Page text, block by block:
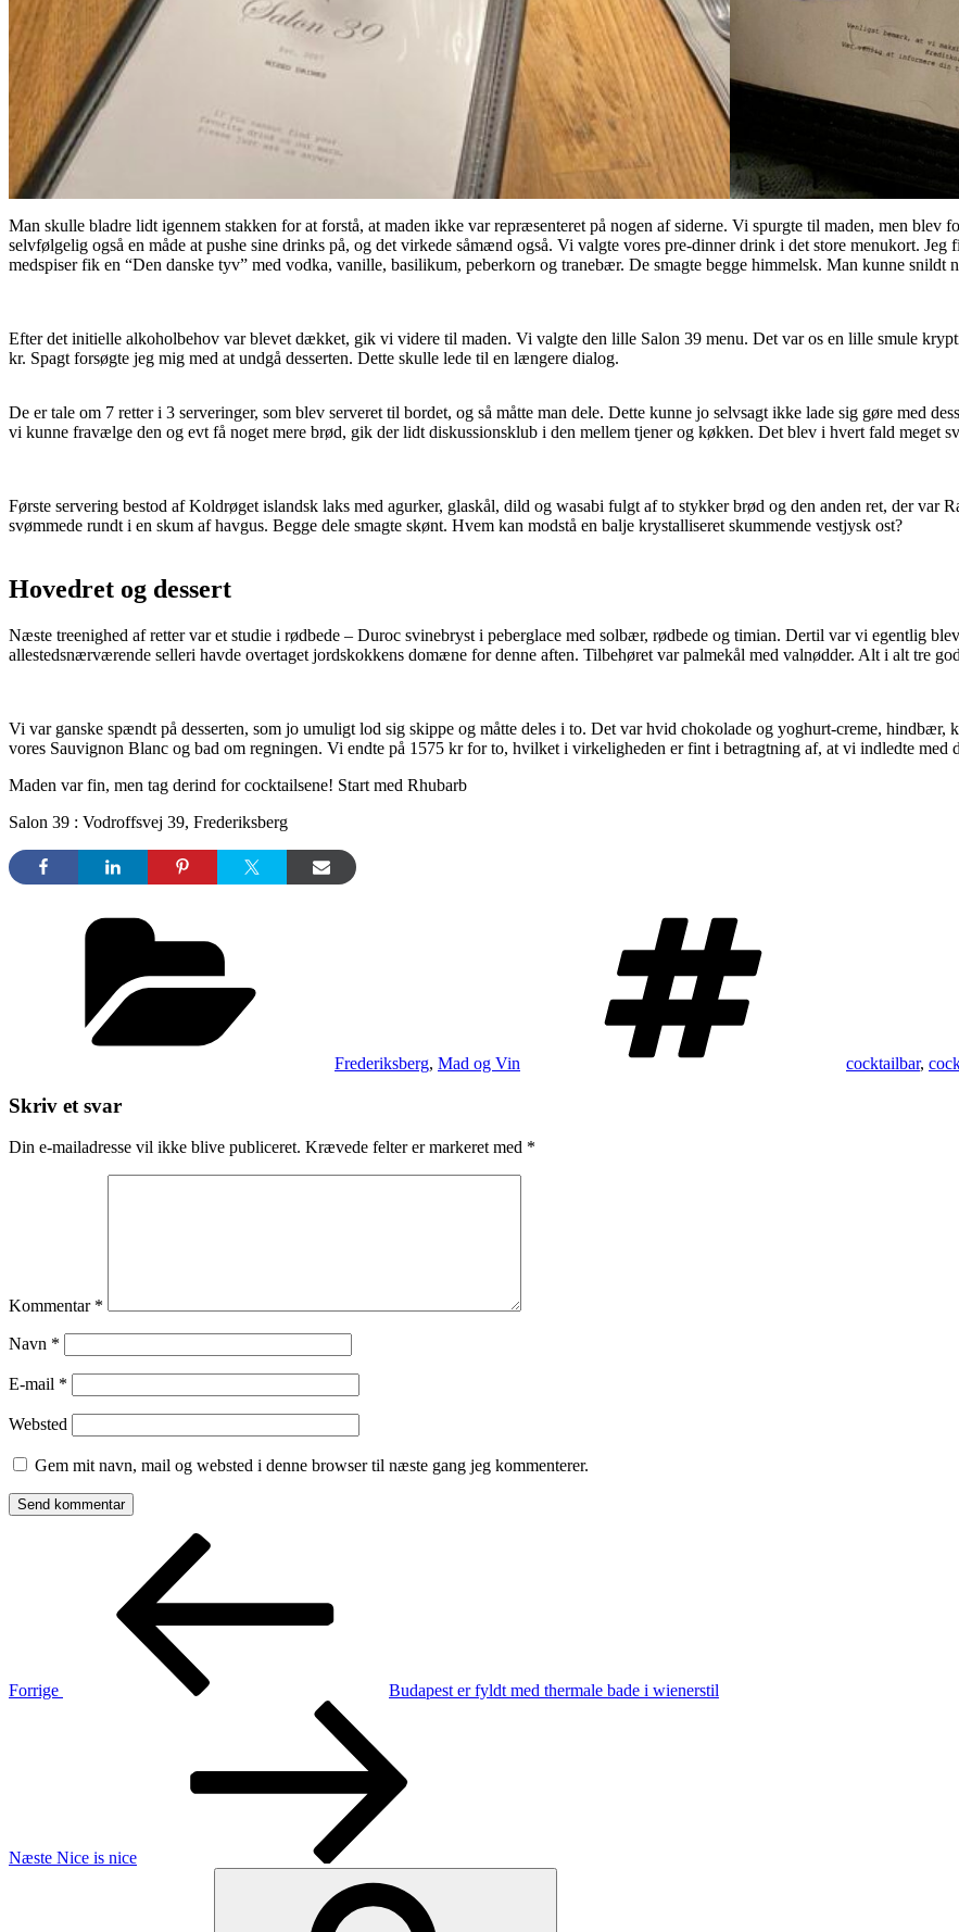
Man skulle bladre lidt igennem stakken for at forstå, at maden ikke var repræsenteret på nogen af siderne. Vi spurgte til maden, men blev
selvfølgelig også en måde at pushe sine drinks på, og det virkede såmænd også. Vi valgte vores pre-dinner drink i det store menukort.
medspiser fik en “Den danske tyv” med vodka, vanille, basilikum, peberkorn og tranebær. De smagte begge himmelsk. Man kunne snildt
Efter det initielle alkoholbehov var blevet dækket, gik vi videre til maden. Vi valgte den lille Salon 39 menu. Det var os en lille smule
kr. Spagt forsøgte jeg mig med at undgå desserten. Dette skulle lede til en længere dialog.
De er tale om 7 retter i 3 serveringer, som blev serveret til bordet, og så måtte man dele. Dette kunne jo selvsagt ikke lade sig gøre med
vi kunne fravælge den og evt få noget mere brød, gik der lidt diskussionsklub i den mellem tjener og køkken. Det blev i hvert fald meget
Første servering bestod af Koldrøget islandsk laks med agurker, glaskål, dild og wasabi fulgt af to stykker brød og den anden ret, der
svømmede rundt i en skum af havgus. Begge dele smagte skønt. Hvem kan modstå en balje krystalliseret skummende vestjysk ost?
Hovedret og dessert
Næste treenighed af retter var et studie i rødbede – Duroc svinebryst i peberglace med solbær, rødbede og timian. Dertil var vi egentlig
allestedsnærværende selleri havde overtaget jordskokkens domæne for denne aften. Tilbehøret var palmekål med valnødder. Alt i alt tre
Vi var ganske spændt på desserten, som jo umuligt lod sig skippe og måtte deles i to. Det var hvid chokolade og yoghurt-creme,
vores Sauvignon Blanc og bad om regningen. Vi endte på 1575 kr for to, hvilket i virkeligheden er fint i betragtning af, at vi indledte med
Maden var fin, men tag derind for cocktailsene! Start med Rhubarb
Salon 39 : Vodroffsvej 39, Frederiksberg
Frederiksberg, Mad og Vin cocktailbar,
Skriv et svar
Din e-mailadresse vil ikke blive publiceret. Krævede felter er markeret med *
Kommentar *
Navn *
E-mail *
Websted
Gem mit navn, mail og websted i denne browser til næste gang jeg kommenterer.
Indlægsnavigation
Forrige
Budapest er fyldt med thermale bade i wienerstil
Næste Nice is nice